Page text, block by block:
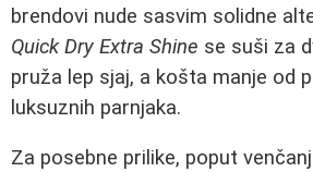
brendovi nude sasvim solidne
Quick Dry Extra Shine se suši za
pruža lep sjaj, a košta manje od
luksuznih parnjaka.
Za posebne prilike, poput